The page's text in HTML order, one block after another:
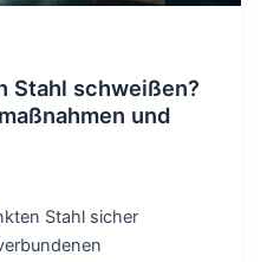
Stahl schweißen?
und
Stahl sicher